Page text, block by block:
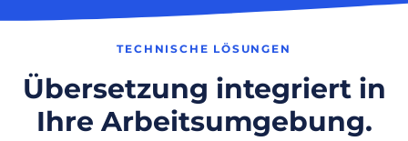
TECHNISCHE LÖSUNGEN
Übersetzung integriert in
Ihre Arbeitsumgebung.